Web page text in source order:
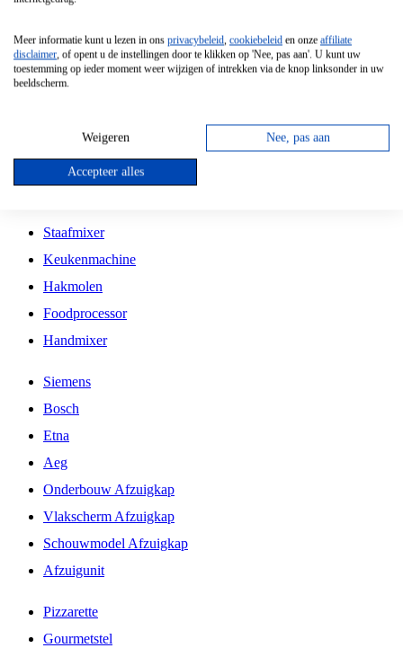
Vrijstaande Magnetron
Vrijstaande Kookplaat
Inbouw Gaskookplaat
Inbouw Keramische Kookplaat
Kookplaat Accessoires
Staafmixer
Keukenmachine
Hakmolen
Foodprocessor
Handmixer
Siemens
Bosch
Etna
Aeg
Onderbouw Afzuigkap
Vlakscherm Afzuigkap
Schouwmodel Afzuigkap
Afzuigunit
Pizzarette
Gourmetstel
Meer informatie kunt u lezen in ons privacybeleid, cookiebeleid en onze affiliate
disclaimer, of opent u de instellingen door te klikken op 'Nee, pas aan'. U kunt uw
toestemming op ieder moment weer wijzigen of intrekken via de knop linksonder in uw
beeldscherm.
Weigeren Nee, pas aan
Accepteer alles